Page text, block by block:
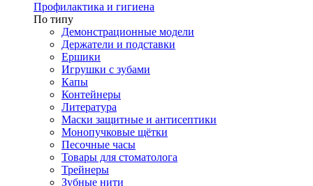
Профилактика и гигиена
По типу
Демонстрационные модели
Держатели и подставки
Ершики
Игрушки с зубами
Капы
Контейнеры
Литература
Маски защитные и антисептики
Монопучковые щётки
Песочные часы
Товары для стоматолога
Трейнеры
Зубные нити